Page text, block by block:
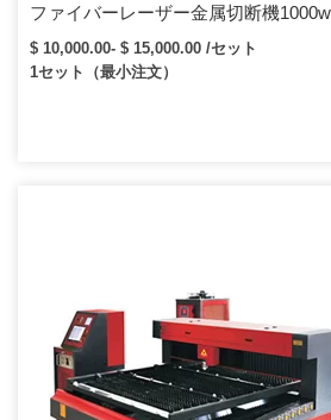
ファイバーレーザー金属切断機
レーザー出力
$ 10,000.00- $ 15,000.00 /セット
1セット（最小注文）